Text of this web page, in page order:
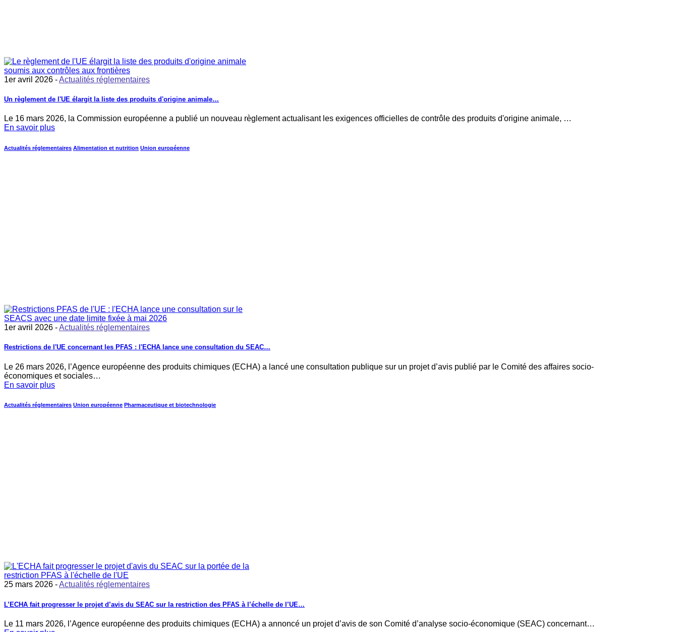
1er avril 2026 -Actualités réglementaires
Un règlement de l'UE élargit la liste des produits d'origine animale…
Le 16 mars 2026, la Commission européenne a publié un nouveau règlement actualisant les exigences officielles de contrôle des produits d'origine animale, …
En savoir plus
Actualités réglementaires Alimentation et nutrition Union européenne
1er avril 2026 -Actualités réglementaires
Restrictions de l'UE concernant les PFAS : l'ECHA lance une consultation du SEAC…
Le 26 mars 2026, l’Agence européenne des produits chimiques (ECHA) a lancé une consultation publique sur un projet d’avis publié par le Comité des affaires socio-
économiques et sociales…
En savoir plus
Actualités réglementaires Union européenne Pharmaceutique et biotechnologie
25 mars 2026 -Actualités réglementaires
L’ECHA fait progresser le projet d’avis du SEAC sur la restriction des PFAS à l’échelle de l’UE…
Le 11 mars 2026, l’Agence européenne des produits chimiques (ECHA) a annoncé un projet d’avis de son Comité d’analyse socio-économique (SEAC) concernant…